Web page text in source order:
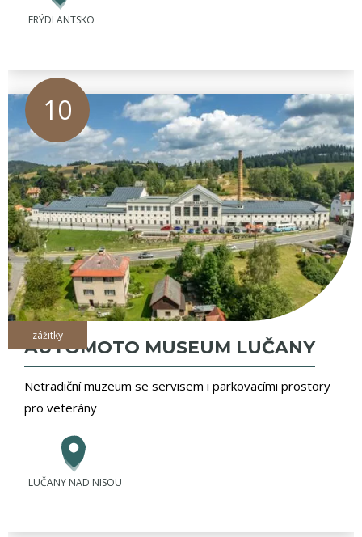
FRÝDLANTSKO
zážitky
10
AUTOMOTO MUSEUM LUČANY
Netradiční muzeum se servisem i parkovacími prostory
pro veterány
LUČANY NAD NISOU